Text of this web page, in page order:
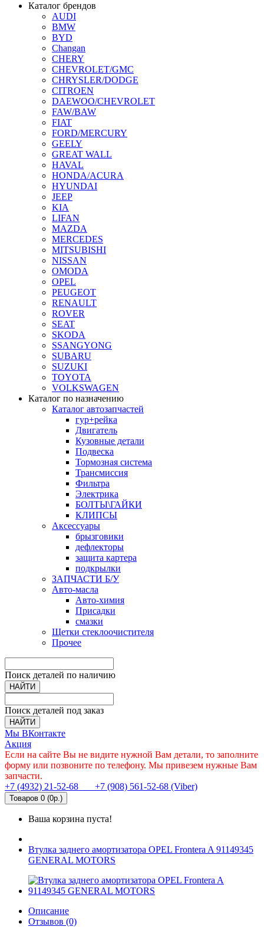
Каталог брендов
AUDI
BMW
BYD
Changan
CHERY
CHEVROLET/GMC
CHRYSLER/DODGE
CITROEN
DAEWOO/CHEVROLET
FAW/BAW
FIAT
FORD/MERCURY
GEELY
GREAT WALL
HAVAL
HONDA/ACURA
HYUNDAI
JEEP
KIA
LIFAN
MAZDA
MERCEDES
MITSUBISHI
NISSAN
OMODA
OPEL
PEUGEOT
RENAULT
ROVER
SEAT
SKODA
SSANGYONG
SUBARU
SUZUKI
TOYOTA
VOLKSWAGEN
Каталог по назначению
Каталог автозапчастей
гур+рейка
Двигатель
Кузовные детали
Подвеска
Тормозная система
Трансмиссия
Фильтра
Электрика
БОЛТЫ\ГАЙКИ
КЛИПСЫ
Аксессуары
брызговики
дефлекторы
защита картера
подкрылки
ЗАПЧАСТИ Б/У
Авто-масла
Авто-химия
Присадки
смазки
Щетки стеклоочистителя
Прочее
Поиск деталей по наличию
НАЙТИ
Поиск деталей под заказ
НАЙТИ
Мы ВКонтакте
Акция
Если на сайте Вы не видите нужной Вам детали, то заполните
форму или позвоните по телефону. Мы привезем нужные Вам
запчасти.
+7 (4932) 21-52-68
+7 (908) 561-52-68 (Viber)
Товаров 0 (0р.)
Ваша корзина пуста!
Втулка заднего амортизатора OPEL Frontera A 91149345
GENERAL MOTORS
Описание
Отзывов (0)